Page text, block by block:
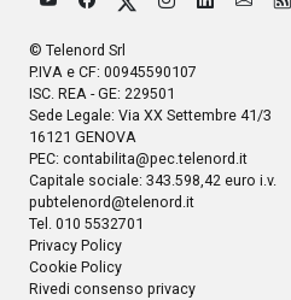
© Telenord Srl
P.IVA e CF: 00945590107
ISC. REA - GE: 229501
Sede Legale: Via XX Settembre 41/3
16121 GENOVA
PEC: contabilita@pec.telenord.it
Capitale sociale: 343.598,42 euro i.v.
pubtelenord@telenord.it
Tel. 010 5532701
Privacy Policy
Cookie Policy
Rivedi consenso privacy